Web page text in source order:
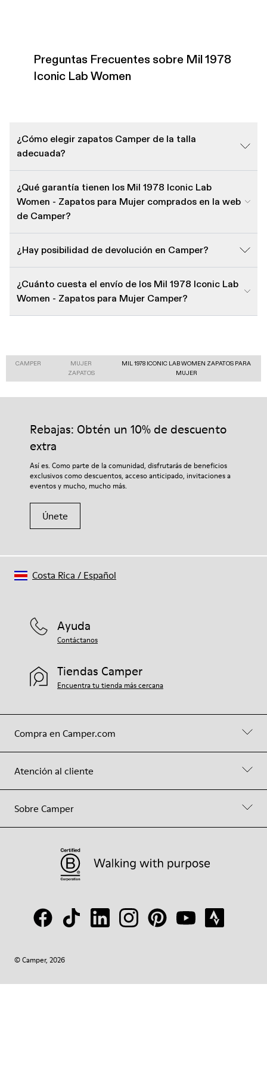
Preguntas Frecuentes sobre Mil 1978
Iconic Lab Women
¿Cómo elegir zapatos Camper de la talla
adecuada?
¿Qué garantía tienen los Mil 1978 Iconic Lab
Women - Zapatos para Mujer comprados en la web
de Camper?
¿Hay posibilidad de devolución en Camper?
¿Cuánto cuesta el envío de los Mil 1978 Iconic Lab
Women - Zapatos para Mujer Camper?
CAMPER
MUJER
ZAPATOS
MIL 1978 ICONIC LAB WOMEN ZAPATOS PARA
MUJER
Rebajas: Obtén un 10% de descuento
extra
Así es. Como parte de la comunidad, disfrutarás de beneficios
exclusivos como descuentos, acceso anticipado, invitaciones a
eventos y mucho, mucho más.
Únete
Compra en Camper.com
Atención al cliente
Sobre Camper
Ayuda
Contáctanos
Tiendas Camper
Encuentra tu tienda más cercana
© Camper, 2026
Costa Rica / Español